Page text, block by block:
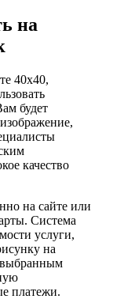
на
40х40,
будет
качество
на сайте или
Система
услуги,
на
выбранным
платежи.